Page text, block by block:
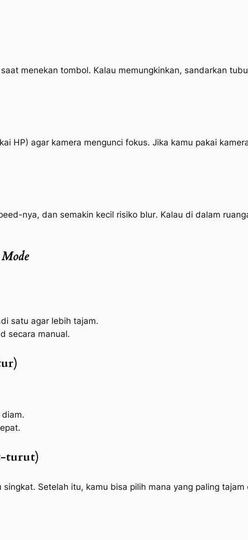
menekan tombol. Kalau memungkinkan, sandarkan
HP) agar kamera mengunci fokus. Jika kamu pakai
-nya, dan semakin kecil risiko blur. Kalau di dalam
satu agar lebih tajam.
secara manual.
turut)
Setelah itu, kamu bisa pilih mana yang paling tajam